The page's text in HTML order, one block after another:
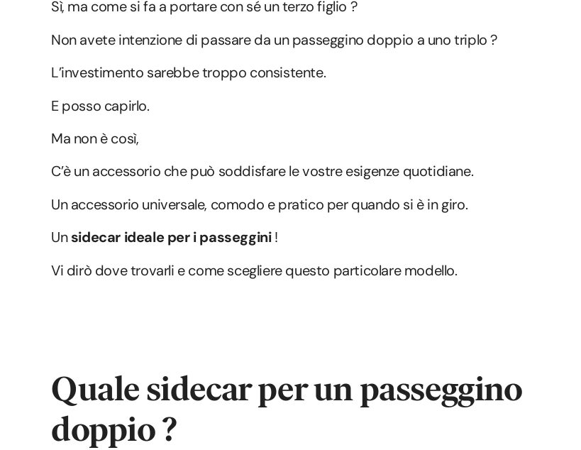
Sì, ma come si fa a portare con sé un terzo figlio ?
Non avete intenzione di passare da un passeggino doppio a uno triplo ?
L’investimento sarebbe troppo consistente.
E posso capirlo.
Ma non è così,
C’è un accessorio che può soddisfare le vostre esigenze quotidiane.
Un accessorio universale, comodo e pratico per quando si è in giro.
Unsidecar ideale per i passeggini!
Vi dirò dove trovarli e come scegliere questo particolare modello.
Quale sidecar per un passeggino
doppio ?